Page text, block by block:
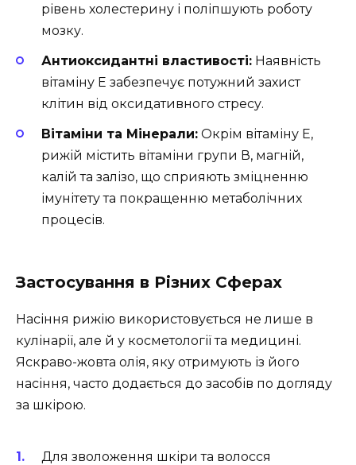
рівень холестерину і поліпшують роботу
мозку.
Антиоксидантні властивості: Наявність
вітаміну Е забезпечує потужний захист
клітин від оксидативного стресу.
Вітаміни та Мінерали: Окрім вітаміну Е,
рижій містить вітаміни групи В, магній,
калій та залізо, що сприяють зміцненню
імунітету та покращенню метаболічних
процесів.
Застосування в Різних Сферах
Насіння рижію використовується не лише в
кулінарії, але й у косметології та медицині.
Яскраво-жовта олія, яку отримують із його
насіння, часто додається до засобів по догляду
за шкірою.
Для зволоження шкіри та волосся